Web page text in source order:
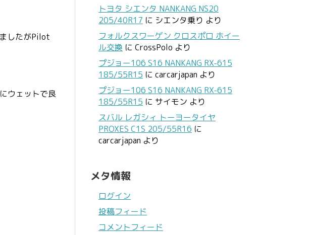
したがPilot
ウェットで良
トヨタ シエンタ NANKANG NS20
205/40R17 に シエンタ乗り より
フォルクスワーゲン クロスポロ ホイー
ル交換 に CrossPolo より
プジョー106 S16 NANKANG RX-615
185/55R15 に carcarjapan より
プジョー106 S16 NANKANG RX-615
185/55R15 に サイモン より
スバル レガシィ トーヨータイヤ
PROXES C1S 205/55R16 に
carcarjapan より
メタ情報
ログイン
投稿フィード
コメントフィード